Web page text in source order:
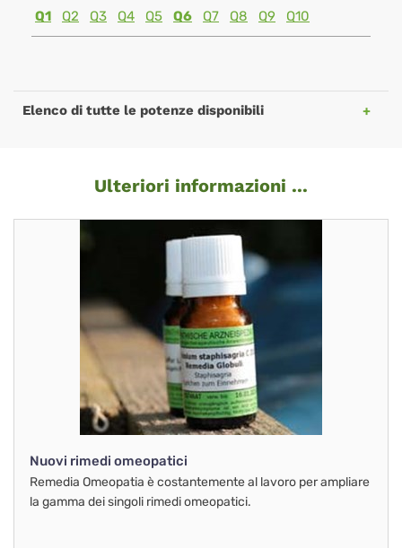
Q1
Q2 Q3 Q4 Q5 Q6 Q7 Q8 Q9 Q10
Elenco di tutte le potenze disponibili
Ulteriori informazioni ...
Nuovi rimedi omeopatici
Remedia Omeopatia è costantemente al lavoro per ampliare
la gamma dei singoli rimedi omeopatici.